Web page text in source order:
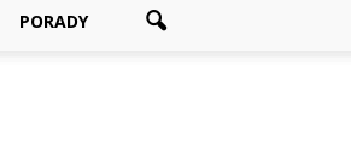
PORADY